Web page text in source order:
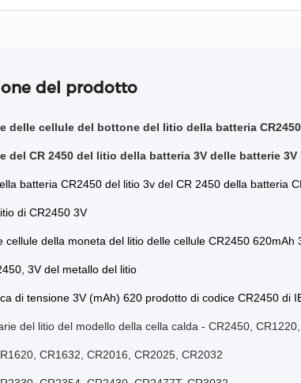
del prodotto
delle cellule del bottone del litio della batteria CR2450
del CR 2450 del litio della batteria 3V delle batterie 3V
batteria CR2450 del litio 3v del CR 2450 della batteria
di CR2450 3V
cellule della moneta del litio delle cellule CR2450 620mAh
3Vdel metallo del litio
di tensione 3V(mAh) 620 prodotto di codice CR2450 di
del litio del modello della cella calda - CR2450,
CR1632, CR2016, CR2025, CR2032